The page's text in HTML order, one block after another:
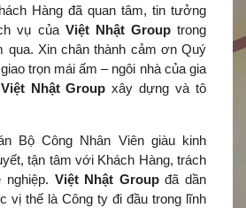
Hàng đã quan tâm, tin tưởng
vụ của Việt Nhật Grouptrong
qua. Xin chân thành cảm ơn Quý
trọn mái ấm – ngôi nhà của gia
Việt Nhật Group xây dựng và tô
Bộ Công Nhân Viên giàu kinh
tận tâm với Khách Hàng, trách
nghiệp. Việt Nhật Groupđã dần
vị thế là Công ty đi đầu trong lĩnh